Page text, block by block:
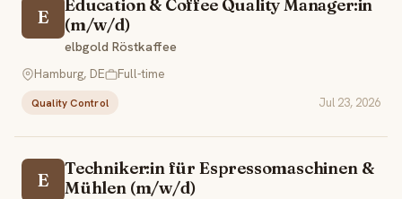
E
Education & Coffee Quality Manager:in
(m/w/d)
elbgold Röstkaffee
Hamburg, DE
Full-time
Quality Control Jul 23, 2026
E
Techniker:in für Espressomaschinen &
Mühlen (m/w/d)